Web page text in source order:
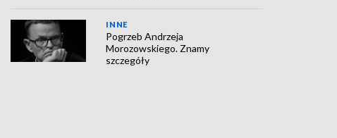
INNE
Pogrzeb Andrzeja
Morozowskiego. Znamy
szczegóły